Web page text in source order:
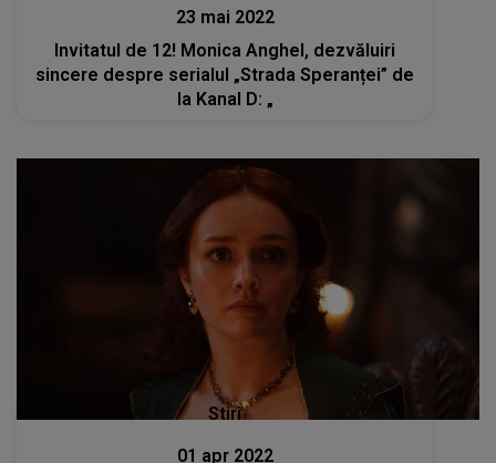
23 mai 2022
Invitatul de 12! Monica Anghel, dezvăluiri
sincere despre serialul „Strada Speranței” de
la Kanal D: „
Stiri
01 apr 2022